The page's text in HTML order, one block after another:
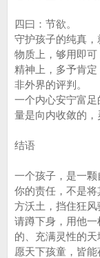
四曰：节欲。
守护孩子的纯真，
物质上，够用即可
精神上，多予肯
非外界的评判。
一个内心安宁富
量是向内收敛的，
结语
一个孩子，是一颗
你的责任，不是
方沃土，挡住狂风
请蹲下身，用他
的、充满灵性的天
愿天下孩童，皆